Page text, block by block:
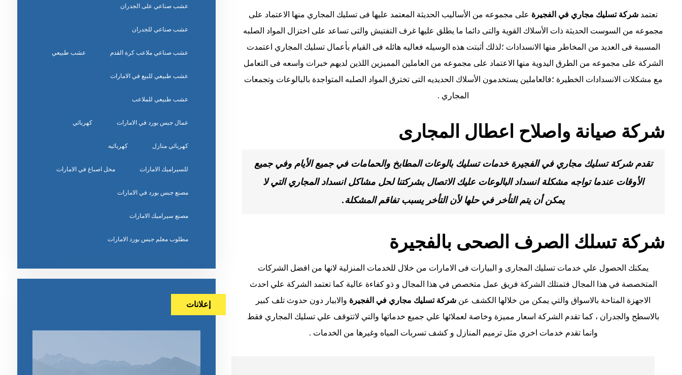
تعتمد شركة تسليك مجاري في الفجيرة على مجموعه من الأساليب الحديثة المعتمد عليها فى تسليك المجاري منها الاعتماد على
مجموعه من السوست الحديثة ذات الأسلاك القوية والتى دائما ما يطلق عليها غرف التفتيش والتى تساعد على اختزال المواد الصلبه
المسببة فى العديد من المخاطر منها الانسدادات ؛لذلك أثبتت هذه الوسيله فعاليه هائله فى القيام بأعمال تسليك المجاري
اعتمدت
الشركة على مجموعه من الطرق اليدوية منها الاعتماد على مجموعه من العاملين المميزين اللذين لديهم خبرات واسعه فى التعامل
مع مشكلات الانسدادات الخطيرة ؛فالعاملين يستخدمون الأسلاك الحديديه التى تخترق المواد الصلبه المتواجدة بالبالوعات وتجمعات
المجاري .
شركة صيانة واصلاح اعطال المجارى
تقدم ‏شركة تسليك مجاري في الفجيرة خدمات تسليك بالوعات المطابخ والحمامات في جميع الأيام وفي جميع
الأوقات عندما تواجه مشكلة انسداد البالوعات عليك الاتصال بشركتنا لحل مشاكل انسداد المجاري التي لا
يمكن أن يتم التأخر في حلها لأن التأخر يسبب تفاقم المشكلة.
شركة تسلك الصرف الصحى بالفجيرة
يمكنك الحصول علي خدمات تسليك المجارى و البيارات فى الامارات من خلال للخدمات المنزلية لانها من افضل الشركات
المتخصصة في هذا المجال فتمتلك الشركة فريق عمل متخصص في هذا المجال و ذو كفاءة عالية كما تعتمد الشركة علي احدث
الاجهزة المتاحة بالاسواق والتي يمكن من خلالها الكشف عن شركة تسليك مجاري في الفجيرة والابيار دون حدوث تلف كبير
بالاسطح والجدران ، كما تقدم الشركة اسعار مميزة وخاصة لعملائها علي جميع خدماتها والتي لاتتوقف علي تسليك المجاري فقط
وانما تقدم خدمات اخري مثل ترميم المنازل و كشف تسربات المياه وغيرها من الخدمات .
عشب صناعي على الجدران
عشب صناعي للجدران
عشب صناعي ملاعب كرة القدم عشب طبيعي
عشب طبيعي للبيع في الامارات
عشب طبيعي للملاعب
عمال جبس بورد في الامارات كهربائي
كهربائي منازل كهربائيه
للسيراميك الامارات محل اصباغ في الامارات
مصنع جبس بورد في الامارات
مصنع سيراميك الامارات
مطلوب معلم جبس بورد الامارات
إعلانات